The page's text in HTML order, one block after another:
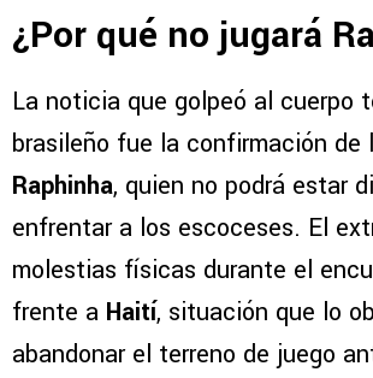
¿Por qué no jugará
La noticia que golpeó al cuerpo
brasileño fue la confirmación de
Raphinha, quien no podrá estar
enfrentar a los escoceses. El
molestias físicas durante el
frente a Haití, situación que lo
abandonar el terreno de juego